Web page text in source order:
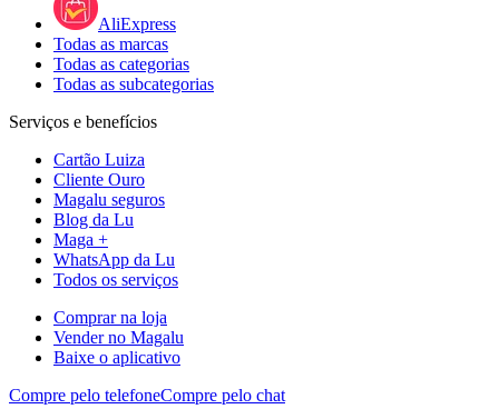
AliExpress
Todas as marcas
Todas as categorias
Todas as subcategorias
Serviços e benefícios
Cartão Luiza
Cliente Ouro
Magalu seguros
Blog da Lu
Maga +
WhatsApp da Lu
Todos os serviços
Comprar na loja
Vender no Magalu
Baixe o aplicativo
Compre pelo telefoneCompre pelo chat